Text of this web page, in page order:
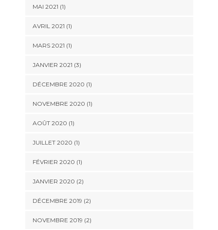
MAI 2021 (1)
AVRIL 2021 (1)
MARS 2021 (1)
JANVIER 2021 (3)
DÉCEMBRE 2020 (1)
NOVEMBRE 2020 (1)
AOÛT 2020 (1)
JUILLET 2020 (1)
FÉVRIER 2020 (1)
JANVIER 2020 (2)
DÉCEMBRE 2019 (2)
NOVEMBRE 2019 (2)